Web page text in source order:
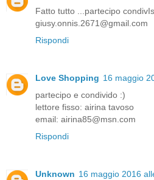
Fatto tutto ...partecipo
giusy.onnis.2671@gmail.com
Rispondi
Love Shopping 16 maggio
partecipo e condivido :)
lettore fisso: airina tavoso
email: airina85@msn.com
Rispondi
Unknown 16 maggio 2016